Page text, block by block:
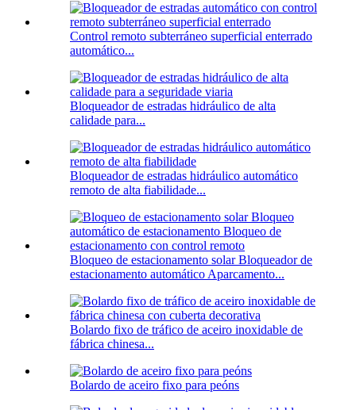
Control remoto subterráneo superficial enterrado
automático...
Bloqueador de estradas hidráulico de alta
calidade para...
Bloqueador de estradas hidráulico automático
remoto de alta fiabilidade...
Bloqueo de estacionamento solar Bloqueador de
estacionamento automático Aparcamento...
Bolardo fixo de tráfico de aceiro inoxidable de
fábrica chinesa...
Bolardo de aceiro fixo para peóns